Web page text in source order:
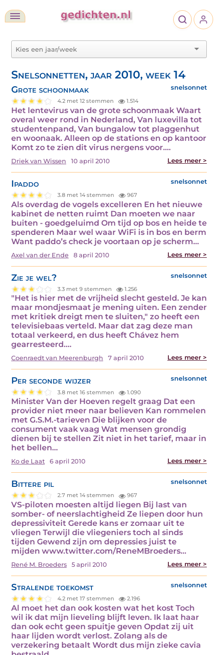
Snelsonnetten, jaar 2010, week 14
Grote schoonmaak snelsonnet
4.2 met 12 stemmen 1.514
Het lentevirus van de grote schoonmaak Waart
overal weer rond in Nederland, Van luxevilla tot
studentenpand, Van bungalow tot plaggenhut
en woonaak. Alleen op de stations en op kantoor
Komt zo te zien dit virus nergens voor.…
Driek van Wissen 10 april 2010 Lees meer >
Ipaddo snelsonnet
3.8 met 14 stemmen 967
Als overdag de vogels excelleren En het nieuwe
kabinet de netten ruimt Dan moeten we naar
buiten - goedgeluimd Om tijd op bos en heide te
spenderen Maar wel waar WiFi is in bos en berm
Want paddo’s check je voortaan op je scherm…
Axel van der Ende 8 april 2010 Lees meer >
Zie je wel? snelsonnet
3.3 met 9 stemmen 1.256
"Het is hier met de vrijheid slecht gesteld. Je kan
maar mondjesmaat je mening uiten. Een zender
met kritiek dreigt men te sluiten," zo heeft een
televisiebaas verteld. Maar dat zag deze man
totaal verkeerd, en dus heeft Chávez hem
gearresteerd.…
Coenraedt van Meerenburgh 7 april 2010 Lees meer >
Per seconde wijzer snelsonnet
3.8 met 16 stemmen 1.090
Minister Van der Hoeven regelt graag Dat een
provider niet meer naar believen Kan rommelen
met G.S.M.-tarieven Die blijken voor de
consument vaak vaag Wat mensen grondig
dienen bij te stellen Zit niet in het tarief, maar in
het bellen…
Ko de Laat 6 april 2010 Lees meer >
Bittere pil snelsonnet
2.7 met 14 stemmen 967
VS-piloten moesten altijd liegen Bij last van
somber- of neerslachtigheid Ze liepen door hun
depressiviteit Gerede kans er zomaar uit te
vliegen Terwijl die vliegeniers toch al sinds
tijden Gewend zijn om depressies juist te
mijden www.twitter.com/ReneMBroeders…
René M. Broeders 5 april 2010 Lees meer >
Stralende toekomst snelsonnet
4.2 met 17 stemmen 2.196
Al moet het dan ook kosten wat het kost Toch
wil ik dat mijn lieveling blijft leven. Ik laat haar
dan ook echt geen spuitje geven Opdat zij uit
haar lijden wordt verlost. Zolang als de
verzekering betaalt Wordt dus mijn zieke cavia